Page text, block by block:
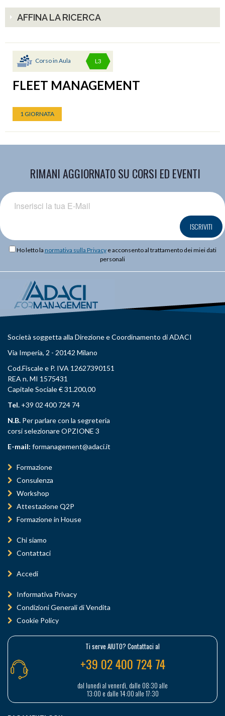
AFFINA LA RICERCA
Corso in Aula L3
FLEET MANAGEMENT
1 GIORNATA
RIMANI AGGIORNATO SU CORSI ED EVENTI
ISCRIVITI
Ho letto la normativa sulla Privacye acconsento al trattamento dei miei dati
personali
Società soggetta alla Direzione e Coordinamento di ADACI
Via Imperia, 2 - 20142 Milano
Cod.Fiscale e P. IVA 12627390151
REA n. MI 1575431
Capitale Sociale € 31.200,00
Tel. +39 02 400 724 74
N.B. Per parlare con la segreteria
corsi selezionare OPZIONE 3
E-mail: formanagement@adaci.it
Formazione
Consulenza
Workshop
Attestazione Q2P
Formazione in House
Chi siamo
Contattaci
Accedi
Informativa Privacy
Condizioni Generali di Vendita
Cookie Policy
Ti serve AIUTO? Contattaci al
+39 02 400 724 74
dal lunedì al venerdì, dalle 08:30 alle
13:00 e dalle 14:00 alle 17:30